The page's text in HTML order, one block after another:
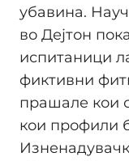
убавина.
во Дејтон
испитаници
фиктивни
прашале кои
кои профили